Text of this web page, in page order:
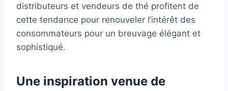
distributeurs et vendeurs de thé profitent de
cette tendance pour renouveler l’intérêt des
consommateurs pour un breuvage élégant et
sophistiqué.
Une inspiration venue de